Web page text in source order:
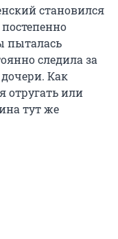
становился
пыталась
следила за
Как
отругать или
тут же